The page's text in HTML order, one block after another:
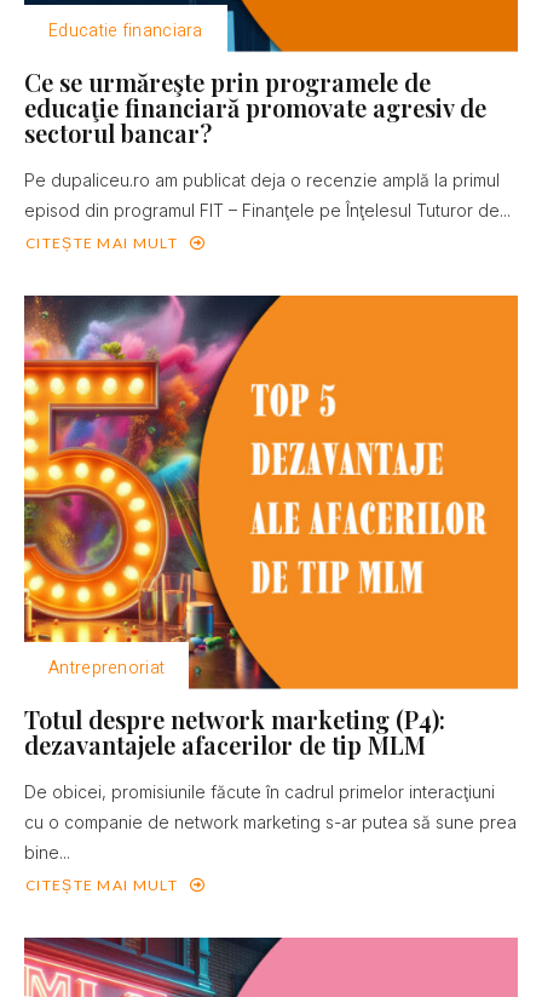
Educatie financiara
Ce se urmăreşte prin programele de
educaţie financiară promovate agresiv de
sectorul bancar?
Pe dupaliceu.ro am publicat deja o recenzie amplă la primul
episod din programul FIT – Finanţele pe Înţelesul Tuturor de...
CITEȘTE MAI MULT
Antreprenoriat
Totul despre network marketing (P4):
dezavantajele afacerilor de tip MLM
De obicei, promisiunile făcute în cadrul primelor interacţiuni
cu o companie de network marketing s-ar putea să sune prea
bine...
CITEȘTE MAI MULT